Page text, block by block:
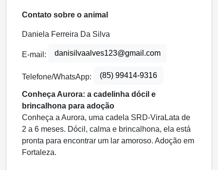
Contato sobre o animal
Daniela Ferreira Da Silva
E-mail: danisilvaalves123@gmail.com
Telefone/WhatsApp: (85) 99414-9316
Conheça Aurora: a cadelinha dócil e
brincalhona para adoção
Conheça a Aurora, uma cadela SRD-ViraLata de
2 a 6 meses. Dócil, calma e brincalhona, ela está
pronta para encontrar um lar amoroso. Adoção em
Fortaleza.